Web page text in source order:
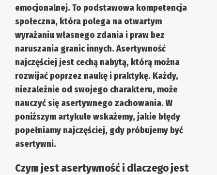
emocjonalnej. To podstawowa kompetencja
społeczna, która polega na otwartym
wyrażaniu własnego zdania i praw bez
naruszania granic innych.Asertywność
najczęściej jest cechą nabytą, którą można
rozwijać poprzez naukę i praktykę. Każdy,
niezależnie od swojego charakteru, może
nauczyć się asertywnego zachowania. W
poniższym artykule wskażemy, jakie błędy
popełniamy najczęściej, gdy próbujemy być
asertywni.
Czym jest asertywność i dlaczego jest